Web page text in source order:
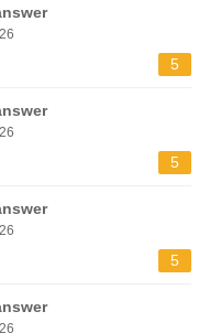
5
5
5